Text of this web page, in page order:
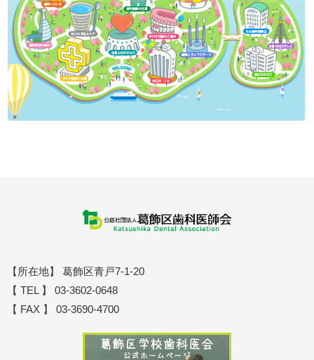
【所在地】 葛飾区青戸7-1-20
【 TEL 】 03-3602-0648
【 FAX 】 03-3690-4700